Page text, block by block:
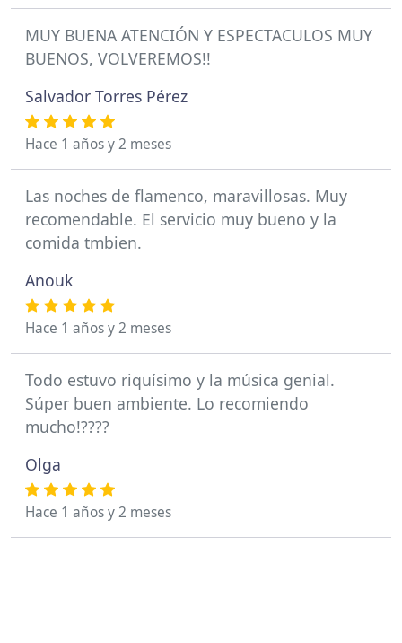
MUY BUENA ATENCIÓN Y ESPECTACULOS MUY
BUENOS, VOLVEREMOS!!
Salvador Torres Pérez
Hace 1 años y 2 meses
Las noches de flamenco, maravillosas. Muy
recomendable. El servicio muy bueno y la
comida tmbien.
Anouk
Hace 1 años y 2 meses
Todo estuvo riquísimo y la música genial.
Súper buen ambiente. Lo recomiendo
mucho!????
Olga
Hace 1 años y 2 meses